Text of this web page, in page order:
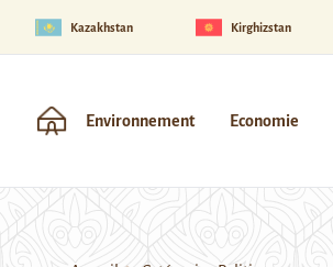
Kazakhstan Kirghizstan
Environnement Economie